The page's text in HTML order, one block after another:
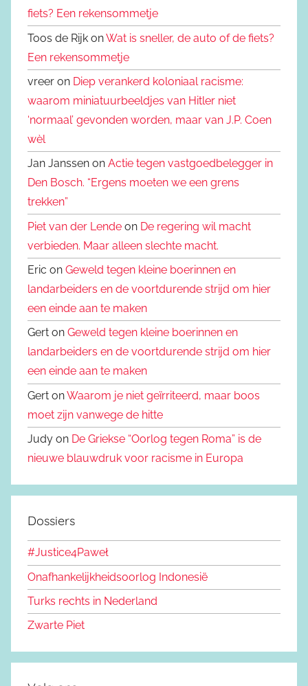
fiets? Een rekensommetje
Toos de Rijk onWat is sneller, de auto of de fiets?
Een rekensommetje
vreer on Diep verankerd koloniaal racisme:
waarom miniatuurbeeldjes van Hitler niet
‘normaal’ gevonden worden, maar van J.P. Coen
wèl
Jan Janssen on Actie tegen vastgoedbelegger in
Den Bosch. “Ergens moeten we een grens
trekken”
Piet van der Lende on De regering wil macht
verbieden. Maar alleen slechte macht.
Eric on Geweld tegen kleine boerinnen en
landarbeiders en de voortdurende strijd om hier
een einde aan te maken
Gert on Geweld tegen kleine boerinnen en
landarbeiders en de voortdurende strijd om hier
een einde aan te maken
Gert onWaarom je niet geïrriteerd, maar boos
moet zijn vanwege de hitte
Judy on De Griekse “Oorlog tegen Roma” is de
nieuwe blauwdruk voor racisme in Europa
Dossiers
#Justice4Paweł
Onafhankelijkheidsoorlog Indonesië
Turks rechts in Nederland
Zwarte Piet